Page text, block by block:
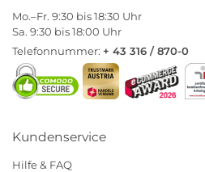
Mo.–Fr. 9:30 bis 18:30 Uhr
Sa. 9:30 bis 18:00 Uhr
Telefonnummer: + 43 316 / 870-0
Kundenservice
Hilfe & FAQ